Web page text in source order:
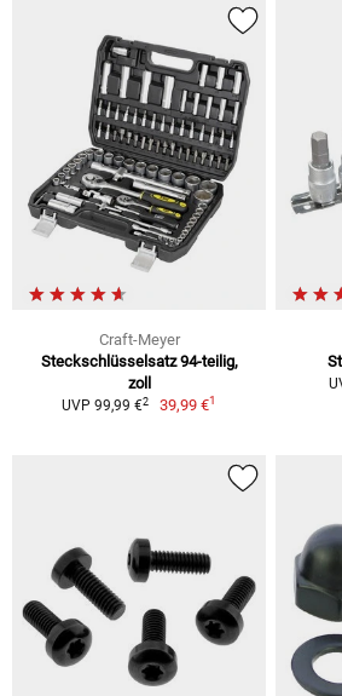
Craft-Meyer
Steckschlüsselsatz 94-teilig,
zoll
UVP 99,99 €2 39,99 €1